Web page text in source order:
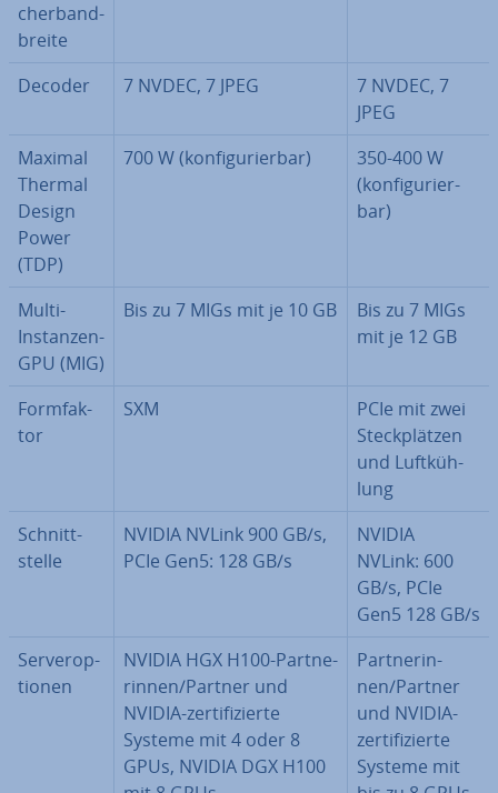
cher­band­
brei­te
Decoder 7 NVDEC, 7 JPEG
7 NVDEC, 7
JPEG
Maximal
Thermal
Design
Power
(TDP)
700 W (kon­fi­gu­rier­bar)
350-400 W
(kon­fi­gu­rier­
bar)
Multi-
Instanzen-
GPU (MIG)
Bis zu 7 MIGs mit je 10 GB
Bis zu 7 MIGs
mit je 12 GB
Form­fak­
tor
SXM
PCIe mit zwei
Steck­plät­zen
und Luft­küh­
lung
Schnitt­
stel­le
NVIDIA NVLink 900 GB/s,
PCIe Gen5: 128 GB/s
NVIDIA
NVLink: 600
GB/s, PCIe
Gen5 128 GB/s
Ser­ver­op­
tio­nen
NVIDIA HGX H100-Part­ne­
rin­nen/Partner und
NVIDIA-zer­ti­fi­zier­te
Systeme mit 4 oder 8
GPUs, NVIDIA DGX H100
Part­ne­rin­
nen/Partner
und NVIDIA-
zer­ti­fi­zier­te
Systeme mit